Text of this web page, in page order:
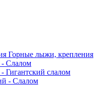
Горные лыжи, крепления
- Слалом
Гигантский слалом
- Слалом